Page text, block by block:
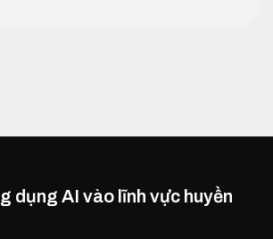
dụng AI vào lĩnh vực huyền